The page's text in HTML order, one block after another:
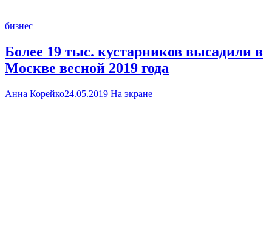
бизнес
Более 19 тыс. кустарников высадили в
Москве весной 2019 года
Анна Корейко24.05.2019 На экране